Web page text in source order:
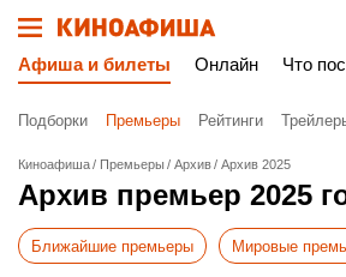
Афиша и билеты Онлайн Что
Подборки Премьеры Рейтинги
Киноафиша Премьеры Архив Архив 2025
Архив премьер 2025
Ближайшие премьеры Мировые